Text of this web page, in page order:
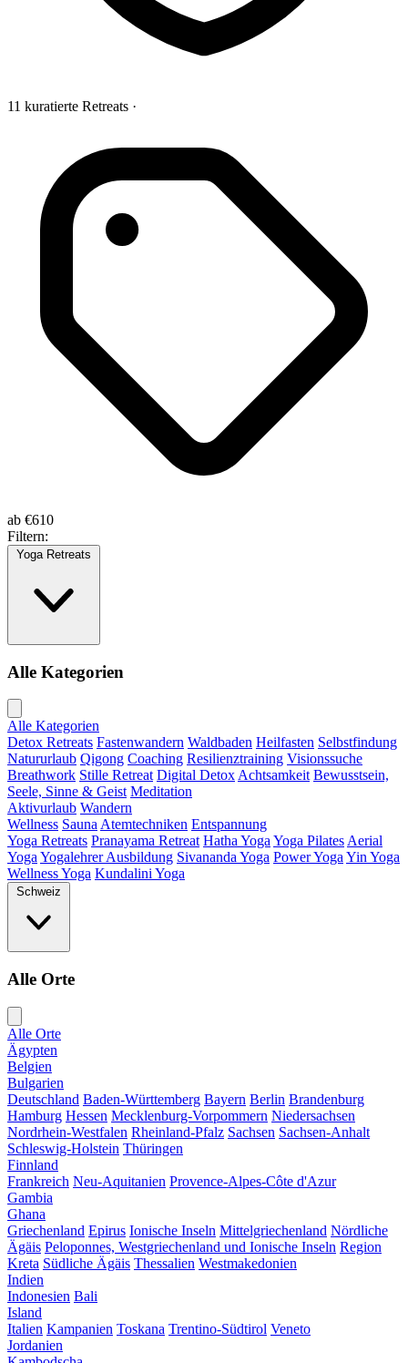
11 kuratierte Retreats ·
ab €610
Filtern:
Yoga Retreats
Alle Kategorien
Alle Kategorien
Detox Retreats Fastenwandern Waldbaden Heilfasten Selbstfindung
Natururlaub Qigong Coaching Resilienztraining Visionssuche
Breathwork Stille Retreat Digital Detox Achtsamkeit Bewusstsein,
Seele, Sinne & Geist Meditation
Aktivurlaub Wandern
Wellness Sauna Atemtechniken Entspannung
Yoga Retreats Pranayama Retreat Hatha Yoga Yoga Pilates Aerial
Yoga Yogalehrer Ausbildung Sivananda Yoga Power Yoga Yin Yoga
Wellness Yoga Kundalini Yoga
Schweiz
Alle Orte
Alle Orte
Ägypten
Belgien
Bulgarien
Deutschland Baden-Württemberg Bayern Berlin Brandenburg
Hamburg Hessen Mecklenburg-Vorpommern Niedersachsen
Nordrhein-Westfalen Rheinland-Pfalz Sachsen Sachsen-Anhalt
Schleswig-Holstein Thüringen
Finnland
Frankreich Neu-Aquitanien Provence-Alpes-Côte d'Azur
Gambia
Ghana
Griechenland Epirus Ionische Inseln Mittelgriechenland Nördliche
Ägäis Peloponnes, Westgriechenland und Ionische Inseln Region
Kreta Südliche Ägäis Thessalien Westmakedonien
Indien
Indonesien Bali
Island
Italien Kampanien Toskana Trentino-Südtirol Veneto
Jordanien